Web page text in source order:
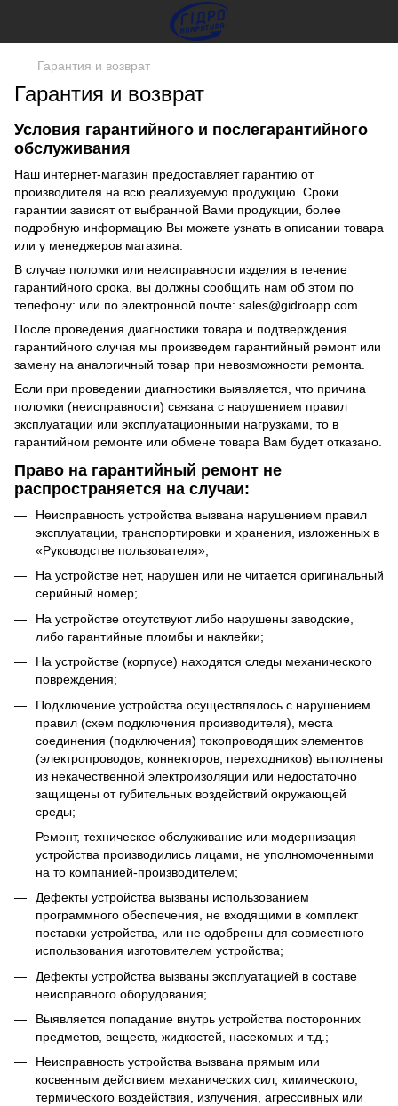
Гарантия и возврат
Гарантия и возврат
Условия гарантийного и послегарантийного
обслуживания
Наш интернет-магазин предоставляет гарантию от
производителя на всю реализуемую продукцию. Сроки
гарантии зависят от выбранной Вами продукции, более
подробную информацию Вы можете узнать в описании товара
или у менеджеров магазина.
В случае поломки или неисправности изделия в течение
гарантийного срока, вы должны сообщить нам об этом по
телефону: или по электронной почте: sales@gidroapp.com
После проведения диагностики товара и подтверждения
гарантийного случая мы произведем гарантийный ремонт или
замену на аналогичный товар при невозможности ремонта.
Если при проведении диагностики выявляется, что причина
поломки (неисправности) связана с нарушением правил
эксплуатации или эксплуатационными нагрузками, то в
гарантийном ремонте или обмене товара Вам будет отказано.
Право на гарантийный ремонт не
распространяется на случаи:
Неисправность устройства вызвана нарушением правил
эксплуатации, транспортировки и хранения, изложенных в
«Руководстве пользователя»;
На устройстве нет, нарушен или не читается оригинальный
серийный номер;
На устройстве отсутствуют либо нарушены заводские,
либо гарантийные пломбы и наклейки;
На устройстве (корпусе) находятся следы механического
повреждения;
Подключение устройства осуществлялось с нарушением
правил (схем подключения производителя), места
соединения (подключения) токопроводящих элементов
(электропроводов, коннекторов, переходников) выполнены
из некачественной электроизоляции или недостаточно
защищены от губительных воздействий окружающей
среды;
Ремонт, техническое обслуживание или модернизация
устройства производились лицами, не уполномоченными
на то компанией-производителем;
Дефекты устройства вызваны использованием
программного обеспечения, не входящими в комплект
поставки устройства, или не одобрены для совместного
использования изготовителем устройства;
Дефекты устройства вызваны эксплуатацией в составе
неисправного оборудования;
Выявляется попадание внутрь устройства посторонних
предметов, веществ, жидкостей, насекомых и т.д.;
Неисправность устройства вызвана прямым или
косвенным действием механических сил, химического,
термического воздействия, излучения, агрессивных или